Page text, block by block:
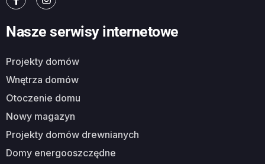
Nasze serwisy internetowe
Projekty domów
Wnętrza domów
Otoczenie domu
Nowy magazyn
Projekty domów drewnianych
Domy energooszczędne